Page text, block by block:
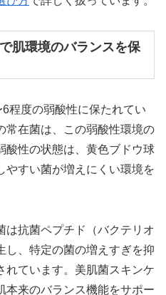
肌環境のバランスを保
程度の弱酸性に保たれてい
常在菌は、この弱酸性環境の
酸性の状態は、黄色ブドウ球
やすい菌が増えにくい環境を
は抗菌ペプチド（バクテリオ
し、特定の菌の増えすぎを抑
れています。美肌菌スキンケ
本来のバランス機能をサポー